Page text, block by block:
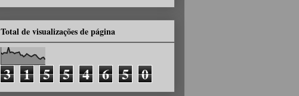
Total de visualizações de página
3 1 5 5 4 6 5 0